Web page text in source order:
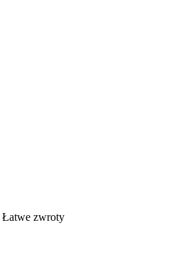
Łatwe zwroty